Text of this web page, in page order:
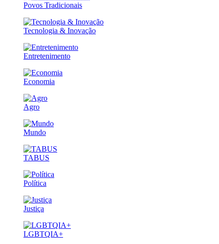
Povos Tradicionais
Tecnologia & Inovação
Entretenimento
Economia
Agro
Mundo
TABUS
Política
Justiça
LGBTQIA+